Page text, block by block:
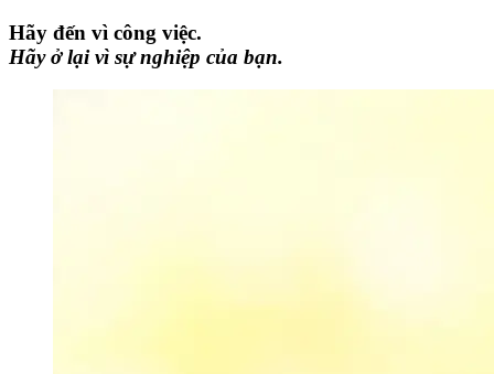
Hãy đến vì công việc.
Hãy ở lại vì sự nghiệp của bạn.